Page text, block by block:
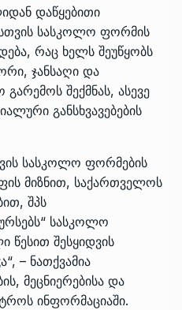
დაწყებითი
სასკოლო ფორმის
რაც ხელს შეუწყობს
ჯანსაღი და
შექმნას, ასევე
განსხვავებების
სასკოლო ფორმების
მიზნით, საქართველოს
შპს
სასკოლო
წესით შესყიდვის
– ნათქვამია
მეცნიერებისა და
ინფორმაციაში.